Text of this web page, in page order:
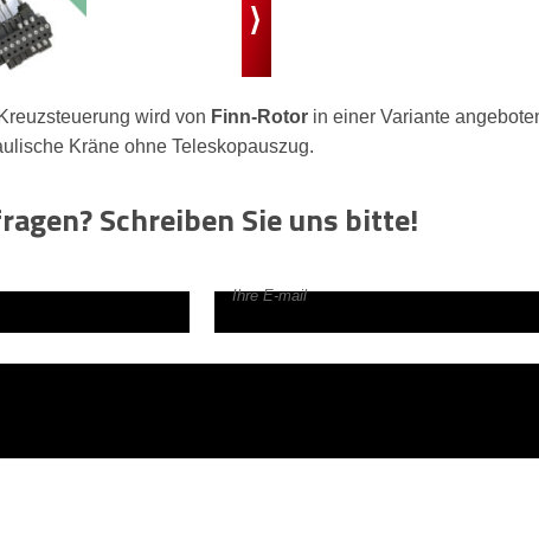
wird von Finn-Rotorin einer Variante
Kräne ohne Teleskopauszug.
Schreiben Sie uns bitte!
Ihre E-mail